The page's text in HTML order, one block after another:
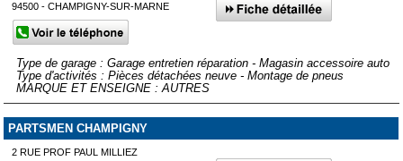
94500 - CHAMPIGNY-SUR-MARNE
Type de garage : Garage entretien réparation - Magasin accessoire auto
Type d'activités : Pièces détachées neuve - Montage de pneus
MARQUE ET ENSEIGNE : AUTRES
PARTSMEN CHAMPIGNY
2 RUE PROF PAUL MILLIEZ